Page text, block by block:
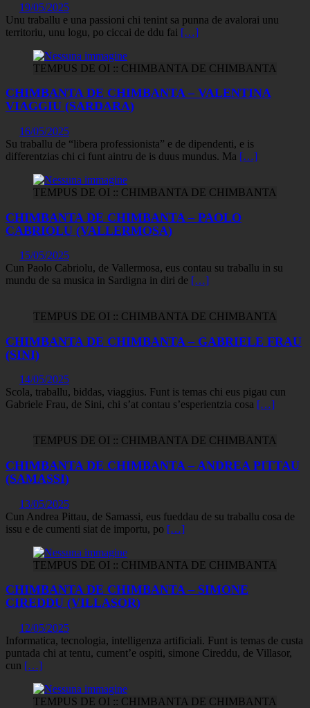
19/05/2025
Unu traballu e una passioni chi tenint sa punna de avalorai unu
territoriu, unu logu, po ciccai de ddu fai […]
TEMPUS DE OI :: CHIMBANTA DE CHIMBANTA
CHIMBANTA DE CHIMBANTA – VALENTINA
VIAGGIU (SARDARA)
16/05/2025
Su traballu de “libera professionista” e de dipendenti, e is
differentzias chi ci funt aintru de is duus mundus. Ma […]
TEMPUS DE OI :: CHIMBANTA DE CHIMBANTA
CHIMBANTA DE CHIMBANTA – PAOLO
CABRIOLU (VALLERMOSA)
15/05/2025
Cun Paolo Cabriolu, de Vallermosa, eus contau su traballu in su
mundu de sa musica in Sardigna in diri de […]
TEMPUS DE OI :: CHIMBANTA DE CHIMBANTA
CHIMBANTA DE CHIMBANTA – GABRIELE FRAU
(SINI)
14/05/2025
Scola, traballu, biddas, viaggius. Funt is temas chi eus pigau cun
Gabriele Frau, de Sini, chi s’at contau s’esperientzia cosa […]
TEMPUS DE OI :: CHIMBANTA DE CHIMBANTA
CHIMBANTA DE CHIMBANTA – ANDREA PITTAU
(SAMASSI)
13/05/2025
Cun Andrea Pittau, de Samassi, eus fueddau de su traballu cosa de
issu e de cumenti siat de importu, po […]
TEMPUS DE OI :: CHIMBANTA DE CHIMBANTA
CHIMBANTA DE CHIMBANTA – SIMONE
CIREDDU (VILLASOR)
12/05/2025
Informatica, tecnologia, intelligenza artificiali. Funt is temas de custa
puntada chi at tentu, cument’e ospiti, simone Cireddu, de Villasor,
cun […]
TEMPUS DE OI :: CHIMBANTA DE CHIMBANTA